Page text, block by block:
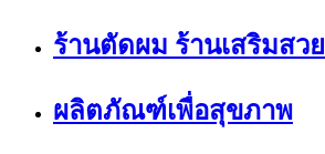
ร้านตัดผม ร้านเสริมสวย
ผลิตภัณฑ์เพื่อสุขภาพ